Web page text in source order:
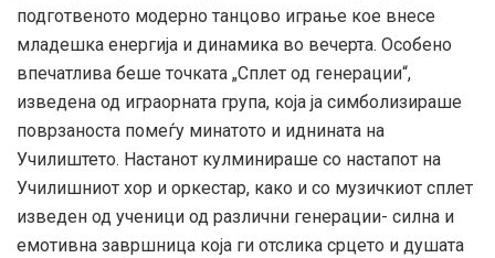
подготвеното модерно танцовo играње кое внесе
младешка енергија и динамика во вечерта. Особено
впечатлива беше точката „Сплет од генерации“,
изведена од играорната група, која ја симболизираше
поврзаноста помеѓу минатото и иднината на
Училиштето. Настанот кулминираше со настапот на
Училишниот хор и оркестар, како и со музичкиот сплет
изведен од ученици од различни генерации- силна и
емотивна завршница која ги отслика срцето и душата